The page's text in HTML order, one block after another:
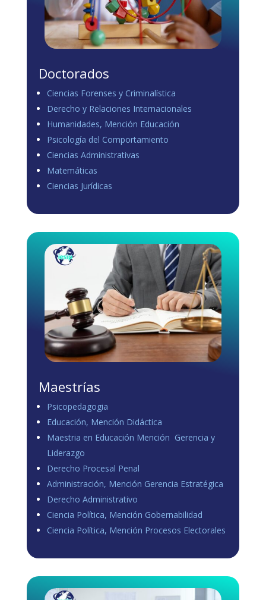
Load more
Doctorados
Ciencias Forenses y Criminalística
Derecho y Relaciones Internacionales
Humanidades, Mención Educación
Psicología del Comportamiento
Ciencias Administrativas
Matemáticas
Ciencias Jurídicas
Maestrías
Psicopedagogia
Educación, Mención Didáctica
Maestria en Educación Mención Gerencia y
Liderazgo
Derecho Procesal Penal
Administración, Mención Gerencia Estratégica
Derecho Administrativo
Ciencia Política, Mención Gobernabilidad
Ciencia Política, Mención Procesos Electorales